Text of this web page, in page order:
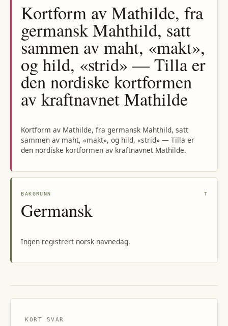
Kortform av Mathilde, fra
germansk Mahthild, satt
sammen av maht, «makt»,
og hild, «strid» — Tilla er
den nordiske kortformen
av kraftnavnet Mathilde
Kortform av Mathilde, fra germansk Mahthild, satt
sammen av maht, «makt», og hild, «strid» — Tilla er
den nordiske kortformen av kraftnavnet Mathilde.
BAKGRUNN T
Germansk
Ingen registrert norsk navnedag.
KORT SVAR